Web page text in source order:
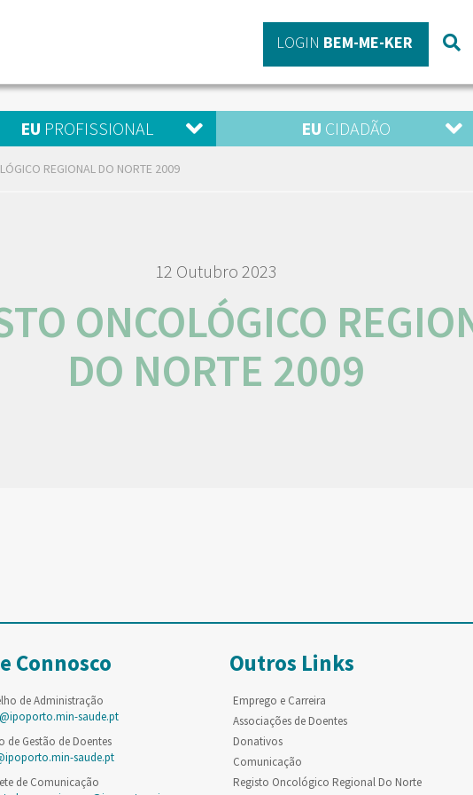
LOGIN BEM-ME-KER
EU PROFISSIONAL EU CIDADÃO
REGIONAL DO NORTE 2009
12 Outubro 2023
ONCOLÓGICO
DO NORTE 2009
Connosco
de Administração
saude.pt
de Gestão de Doentes
saude.pt
de Comunicação
Outros Links
Emprego e Carreira
Associações de Doentes
Donativos
Comunicação
Registo Oncológico Regional Do Norte